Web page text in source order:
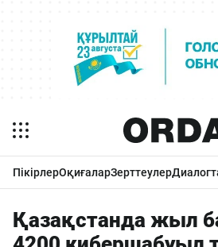
ПікірлерОқиғаларЗерттеулер
Қазақстанда жыл